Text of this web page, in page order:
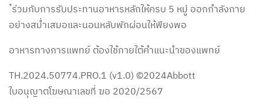
*ร่วมกับการรับประทานอาหารหลักให้ครบ 5 หมู่ ออกกำลังกาย
อย่างสม่ำเสมอและนอนหลับพักผ่อนให้พียงพอ
อาหารทางการแพทย์ ต้องใช้ภายใต้คำแนะนำของแพทย์
TH.2024.50774.PRO.1 (v1.0) ©2024Abbott
ใบอนุญาตโฆษณาเลขที่ ฆอ 2020/2567